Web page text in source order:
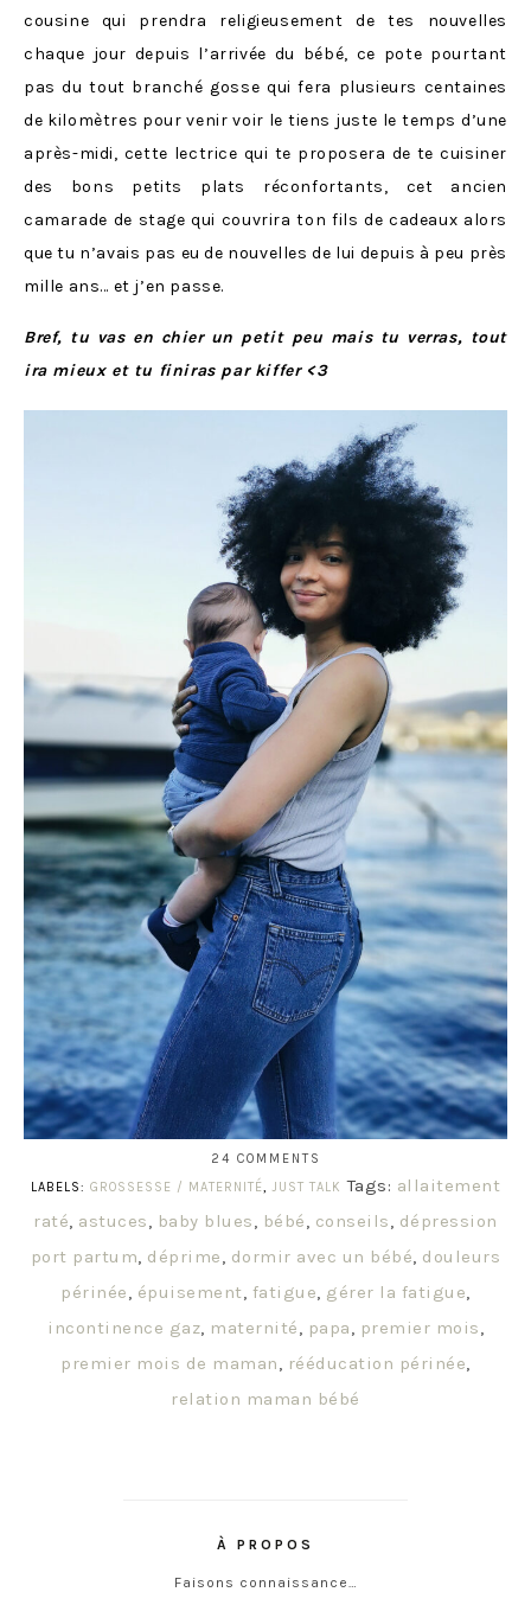
cousine qui prendra religieusement de tes nouvelles
chaque jour depuis l’arrivée du bébé, ce pote pourtant
pas du tout branché gosse qui fera plusieurs centaines
de kilomètres pour venir voir le tiens juste le temps d’une
après-midi, cette lectrice qui te proposera de te cuisiner
des bons petits plats réconfortants, cet ancien
camarade de stage qui couvrira ton fils de cadeaux alors
que tu n’avais pas eu de nouvelles de lui depuis à peu près
mille ans… et j’en passe.
Bref, tu vas en chier un petit peu mais tu verras, tout
ira mieux et tu finiras par kiffer <3
24 COMMENTS
LABELS: GROSSESSE / MATERNITÉ, JUST TALK Tags: allaitement
raté, astuces, baby blues, bébé, conseils, dépression
port partum, déprime, dormir avec un bébé, douleurs
périnée, épuisement, fatigue, gérer la fatigue,
incontinence gaz, maternité, papa, premier mois,
premier mois de maman, rééducation périnée,
relation maman bébé
À PROPOS
Faisons connaissance…